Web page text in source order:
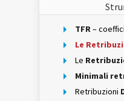
TFR–
Le
Le
Minimali
Retribuzioni